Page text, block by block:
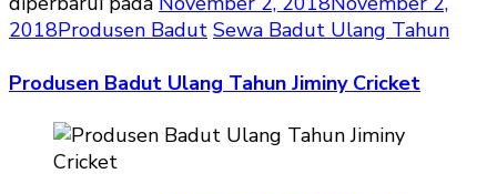
2018Produsen Badut Sewa Badut Ulang Tahun
Produsen Badut Ulang Tahun Jiminy Cricket